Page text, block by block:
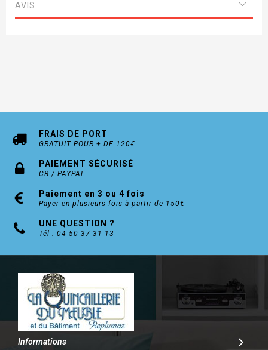
AVIS
FRAIS DE PORT
GRATUIT POUR + DE 120€
PAIEMENT SÉCURISÉ
CB / PAYPAL
Paiement en 3 ou 4 fois
Payer en plusieurs fois à partir de 150€
UNE QUESTION ?
Tél : 04 50 37 31 13
Informations